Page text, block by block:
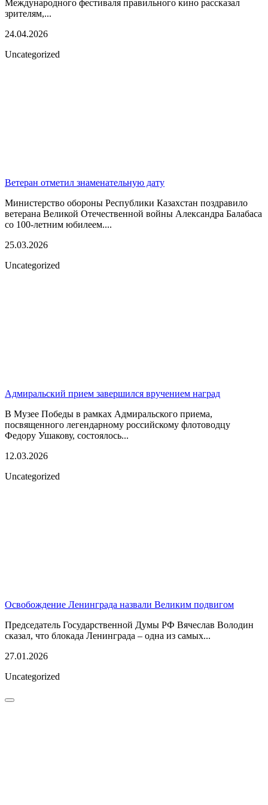
Международного фестиваля правильного кино рассказал
зрителям,...
24.04.2026
Uncategorized
Ветеран отметил знаменательную дату
Министерство обороны Республики Казахстан поздравило
ветерана Великой Отечественной войны Александра Балабаса
со 100-летним юбилеем....
25.03.2026
Uncategorized
Адмиральский прием завершился вручением наград
В Музее Победы в рамках Адмиральского приема,
посвященного легендарному российскому флотоводцу
Федору Ушакову, состоялось...
12.03.2026
Uncategorized
Освобождение Ленинграда назвали Великим подвигом
Председатель Государственной Думы РФ Вячеслав Володин
сказал, что блокада Ленинграда – одна из самых...
27.01.2026
Uncategorized